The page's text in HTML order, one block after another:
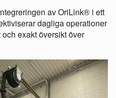
av OriLink® i ett
dagliga operationer
exakt översikt över